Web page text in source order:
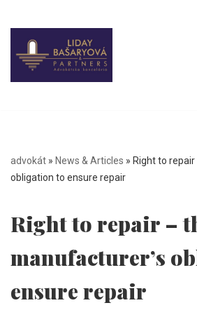
Skip
to
content
advokát » News & Articles » Right to
obligation to ensure repair
Right to repair –
manufacturer’s
ensure repair